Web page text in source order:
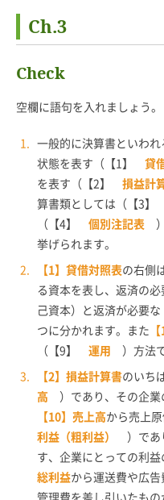
Ch.3
Check
空欄に語句を入れましょう。
一般的に決算書といわ
状態を表す（【1】
貸
を表す（【2】
損益計
算書類としては（【3】
（【4】
個別注記表
挙げられます。
【1】貸借対照表の右側
る資本を表し、返済の必
己資本）と返済が必要な
つに分かれます。また
（【9】
運用 ）方法
【2】損益計算書のいち
高 ）であり、その企
【10】売上高から売上
利益（粗利益） ）であ
す、企業にとっての利
総利益から運送費や広
管理費を差し引いたもの